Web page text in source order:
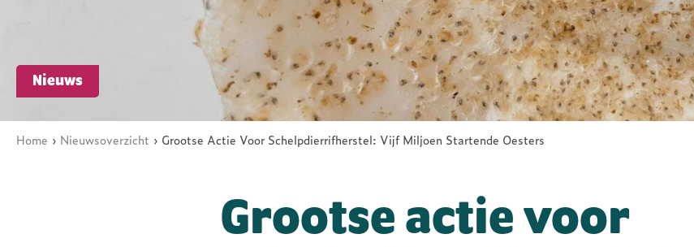
ARK Rewilding Fonds
Nieuws
Kruimelpad
Home Nieuwsoverzicht Grootse Actie Voor Schelpdierrifherstel: Vijf Miljoen Startende Oesters
Grootse actie voor